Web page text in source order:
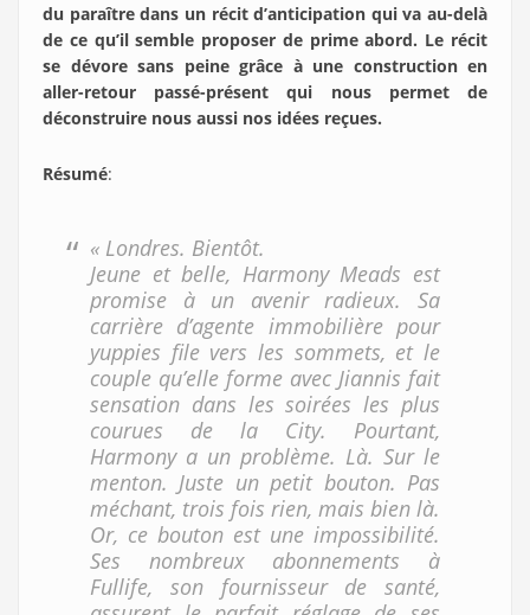
du paraître dans un récit d’anticipation qui va au-delà
de ce qu’il semble proposer de prime abord. Le récit
se dévore sans peine grâce à une construction en
aller-retour passé-présent qui nous permet de
déconstruire nous aussi nos idées reçues.
Résumé:
« Londres. Bientôt.
Jeune et belle, Harmony Meads est
promise à un avenir radieux. Sa
carrière d’agente immobilière pour
yuppies file vers les sommets, et le
couple qu’elle forme avec Jiannis fait
sensation dans les soirées les plus
courues de la City. Pourtant,
Harmony a un problème. Là. Sur le
menton. Juste un petit bouton. Pas
méchant, trois fois rien, mais bien là.
Or, ce bouton est une impossibilité.
Ses nombreux abonnements à
Fullife, son fournisseur de santé,